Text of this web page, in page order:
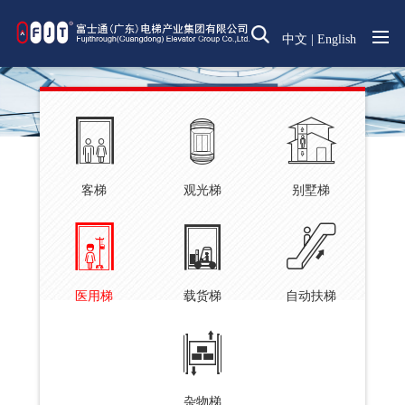
中文 |English
客梯 观光梯 别墅梯
医用梯 载货梯 自动扶梯
杂物梯